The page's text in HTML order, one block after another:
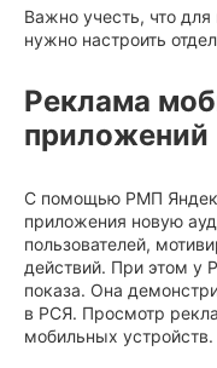
Важно учесть, что
нужно настроить
Реклама
приложений
С помощью РМП
приложения новую
пользователей,
действий. При этом у
показа. Она
в РСЯ. Просмотр
мобильных